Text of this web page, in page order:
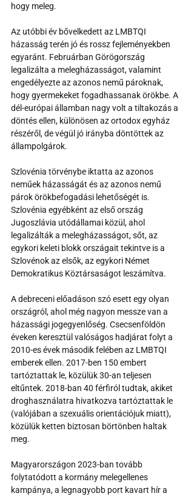
hogy meleg.
Az utóbbi év bővelkedett az LMBTQI
házasság terén jó és rossz fejleményekben
egyaránt. Februárban Görögország
legalizálta a melegházasságot, valamint
engedélyezte az azonos nemű pároknak,
hogy gyermekeket fogadhassanak örökbe. A
dél-európai államban nagy volt a tiltakozás a
döntés ellen, különösen az ortodox egyház
részéről, de végül jó irányba döntöttek az
állampolgárok.
Szlovénia törvénybe iktatta az azonos
neműek házasságát és az azonos nemű
párok örökbefogadási lehetőségét is.
Szlovénia egyébként az első ország
Jugoszlávia utódállamai közül, ahol
legalizálták a melegházasságot, sőt, az
egykori keleti blokk országait tekintve is a
Szlovénok az elsők, az egykori Német
Demokratikus Köztársaságot leszámítva.
A debreceni előadáson szó esett egy olyan
országról, ahol még nagyon messze van a
házassági jogegyenlőség. Csecsenföldön
éveken keresztül valóságos hadjárat folyt a
2010-es évek második felében az LMBTQI
emberek ellen. 2017-ben 150 embert
tartóztattak le, közülük 30-an teljesen
eltűntek. 2018-ban 40 férfiról tudtak, akiket
droghasználatra hivatkozva tartóztattak le
(valójában a szexuális orientációjuk miatt),
közülük ketten biztosan börtönben haltak
meg.
Magyarországon 2023-ban tovább
folytatódott a kormány melegellenes
kampánya, a legnagyobb port kavart hír a